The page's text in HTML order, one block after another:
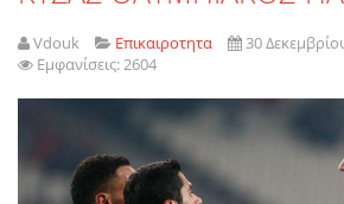
Vdouk Επικαιροτητα
30
Εμφανίσεις: 2604